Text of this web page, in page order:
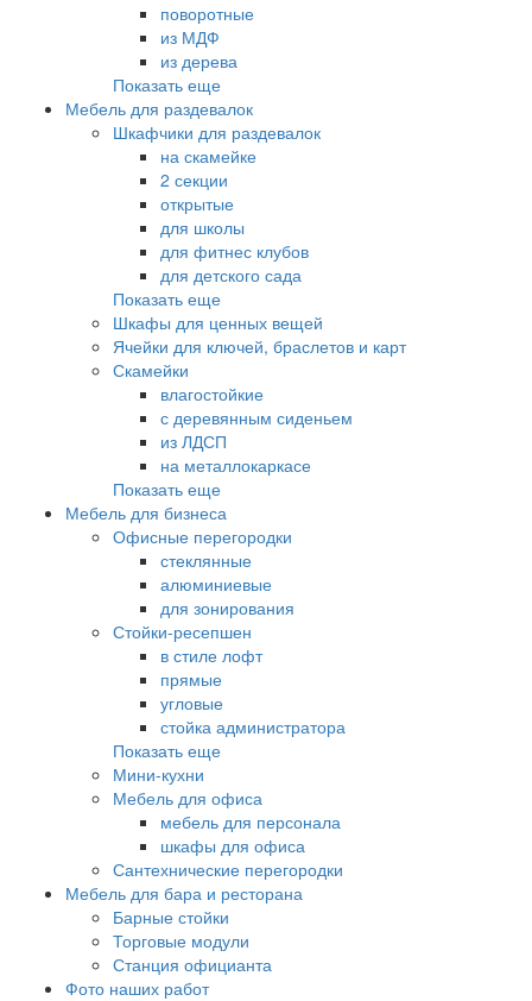
поворотные
из МДФ
из дерева
Показать еще
Мебель для раздевалок
Шкафчики для раздевалок
на скамейке
2 секции
открытые
для школы
для фитнес клубов
для детского сада
Показать еще
Шкафы для ценных вещей
Ячейки для ключей, браслетов и карт
Скамейки
влагостойкие
с деревянным сиденьем
из ЛДСП
на металлокаркасе
Показать еще
Мебель для бизнеса
Офисные перегородки
стеклянные
алюминиевые
для зонирования
Стойки-ресепшен
в стиле лофт
прямые
угловые
стойка администратора
Показать еще
Мини-кухни
Мебель для офиса
мебель для персонала
шкафы для офиса
Сантехнические перегородки
Мебель для бара и ресторана
Барные стойки
Торговые модули
Станция официанта
Фото наших работ